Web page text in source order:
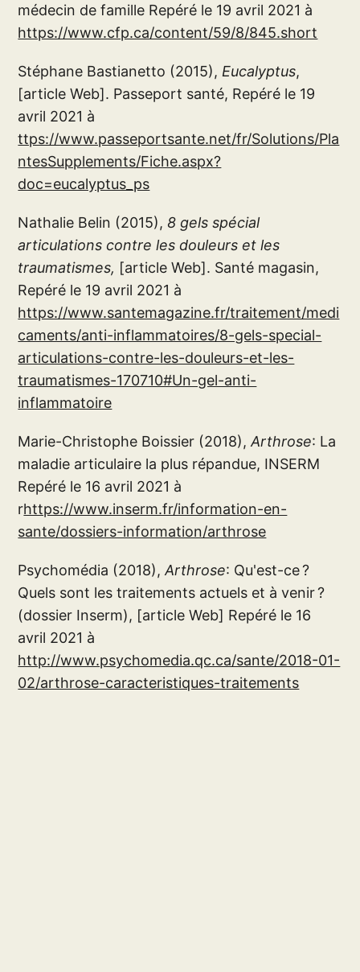
médecin de famille Repéré le 19 avril 2021 à
https://www.cfp.ca/content/59/8/845.short
Stéphane Bastianetto (2015), Eucalyptus,
[article Web]. Passeport santé, Repéré le 19
avril 2021 à
ttps://www.passeportsante.net/fr/Solutions/Pla
ntesSupplements/Fiche.aspx?
doc=eucalyptus_ps
Nathalie Belin (2015), 8 gels spécial
articulations contre les douleurs et les
traumatismes, [article Web]. Santé magasin,
Repéré le 19 avril 2021 à
https://www.santemagazine.fr/traitement/medi
caments/anti-inflammatoires/8-gels-special-
articulations-contre-les-douleurs-et-les-
traumatismes-170710#Un-gel-anti-
inflammatoire
Marie-Christophe Boissier (2018),Arthrose: La
maladie articulaire la plus répandue, INSERM
Repéré le 16 avril 2021 à
rhttps://www.inserm.fr/information-en-
sante/dossiers-information/arthrose
Psychomédia (2018),Arthrose: Qu'est-ce ?
Quels sont les traitements actuels et à venir ?
(dossier Inserm), [article Web] Repéré le 16
avril 2021 à
http://www.psychomedia.qc.ca/sante/2018-01-
02/arthrose-caracteristiques-traitements